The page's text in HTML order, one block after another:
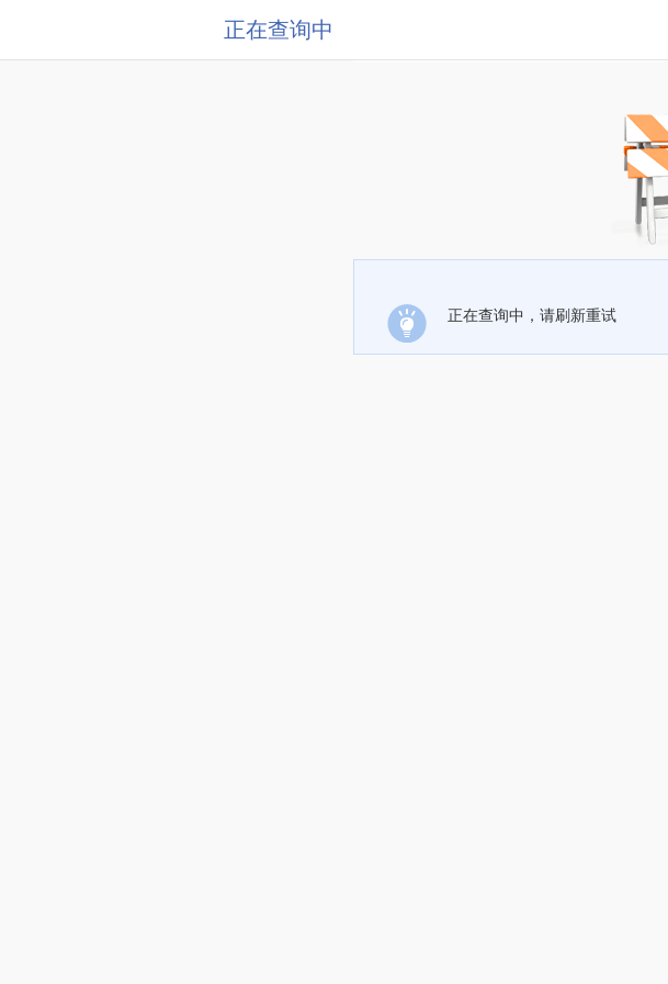
正在查询中
正在查询中，请刷新重试